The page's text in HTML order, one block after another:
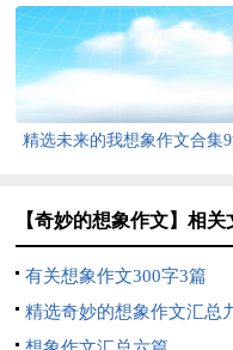
精选未来的我想象作文合集
【奇妙的想象作文】相关
有关想象作文300字3篇
精选奇妙的想象作文汇总